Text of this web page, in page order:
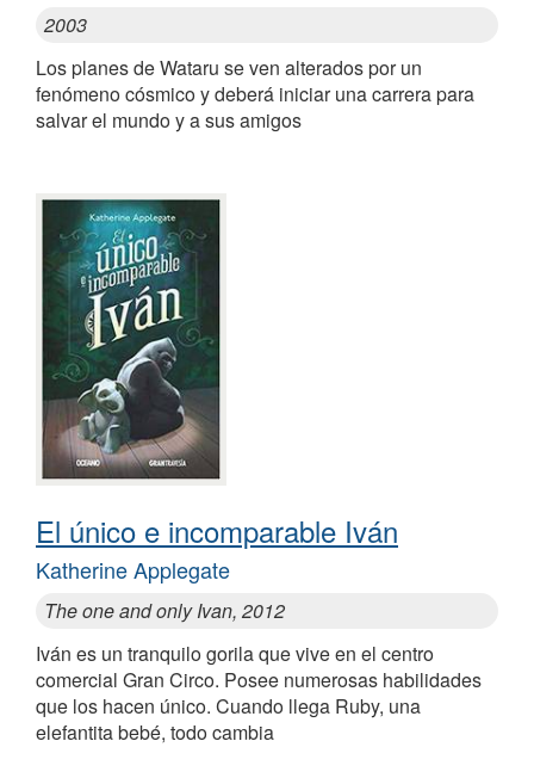
2003
Los planes de Wataru se ven alterados por un
fenómeno cósmico y deberá iniciar una carrera para
salvar el mundo y a sus amigos
El único e incomparable Iván
Katherine Applegate
The one and only Ivan, 2012
Iván es un tranquilo gorila que vive en el centro
comercial Gran Circo. Posee numerosas habilidades
que los hacen único. Cuando llega Ruby, una
elefantita bebé, todo cambia